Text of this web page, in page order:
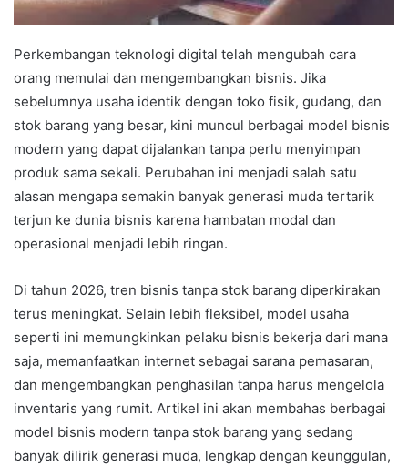
Perkembangan teknologi digital telah mengubah cara
orang memulai dan mengembangkan bisnis. Jika
sebelumnya usaha identik dengan toko fisik, gudang, dan
stok barang yang besar, kini muncul berbagai model bisnis
modern yang dapat dijalankan tanpa perlu menyimpan
produk sama sekali. Perubahan ini menjadi salah satu
alasan mengapa semakin banyak generasi muda tertarik
terjun ke dunia bisnis karena hambatan modal dan
operasional menjadi lebih ringan.
Di tahun 2026, tren bisnis tanpa stok barang diperkirakan
terus meningkat. Selain lebih fleksibel, model usaha
seperti ini memungkinkan pelaku bisnis bekerja dari mana
saja, memanfaatkan internet sebagai sarana pemasaran,
dan mengembangkan penghasilan tanpa harus mengelola
inventaris yang rumit. Artikel ini akan membahas berbagai
model bisnis modern tanpa stok barang yang sedang
banyak dilirik generasi muda, lengkap dengan keunggulan,